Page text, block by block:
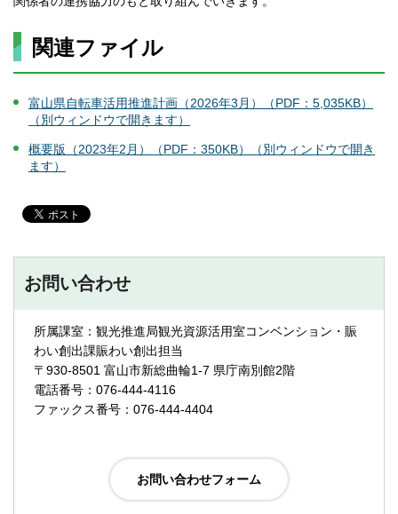
関連ファイル
富山県自転車活用推進計画（2026年3月）（PDF：5,035KB）
（別ウィンドウで開きます）
概要版（2023年2月）（PDF：350KB）（別ウィンドウで開き
ます）
お問い合わせ
所属課室：観光推進局観光資源活用室コンベンション・賑
わい創出課賑わい創出担当
〒930-8501 富山市新総曲輪1-7 県庁南別館2階
電話番号：076-444-4116
ファックス番号：076-444-4404